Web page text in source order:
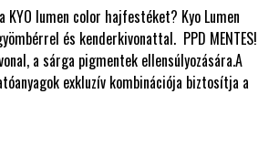
KYO lumen color hajfestéket? Kyo Lumen
és kenderkivonattal. PPD MENTES!
a sárga pigmentek ellensúlyozására.A
exkluzív kombinációja biztosítja a